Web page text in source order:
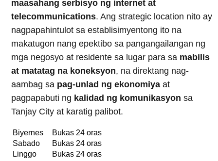
maasahang serbisyo ng internet at
telecommunications. Ang strategic location nito ay
nagpapahintulot sa establisimyentong ito na
makatugon nang epektibo sa pangangailangan ng
mga negosyo at residente sa lugar para sa mabilis
at matatag na koneksyon, na direktang nag-
aambag sa pag-unlad ng ekonomiya at
pagpapabuti ng kalidad ng komunikasyon sa
Tanjay City at karatig palibot.
Biyernes
Bukas 24 oras
Sabado
Bukas 24 oras
Linggo
Bukas 24 oras